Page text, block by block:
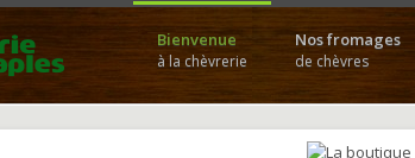
Bienvenue
à la chèvrerie
Nos fromages
de chèvres